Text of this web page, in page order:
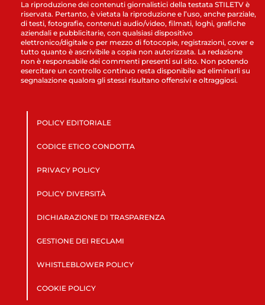
La riproduzione dei contenuti giornalistici della testata STILETV è
riservata. Pertanto, è vietata la riproduzione e l’uso, anche parziale,
di testi, fotografie, contenuti audio/video, filmati, loghi, grafiche
aziendali e pubblicitarie, con qualsiasi dispositivo
elettronico/digitale o per mezzo di fotocopie, registrazioni, cover e
tutto quanto è ascrivibile a copia non autorizzata. La redazione
non è responsabile dei commenti presenti sul sito. Non potendo
esercitare un controllo continuo resta disponibile ad eliminarli su
segnalazione qualora gli stessi risultano offensivi e oltraggiosi.
POLICY EDITORIALE
CODICE ETICO CONDOTTA
PRIVACY POLICY
POLICY DIVERSITÀ
DICHIARAZIONE DI TRASPARENZA
GESTIONE DEI RECLAMI
WHISTLEBLOWER POLICY
COOKIE POLICY